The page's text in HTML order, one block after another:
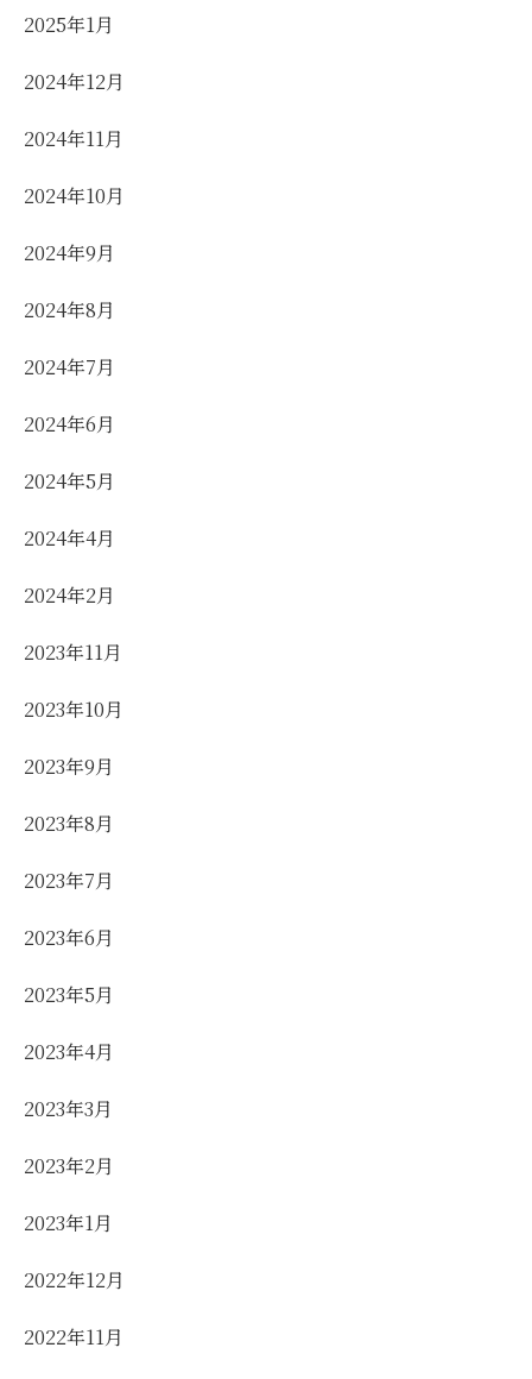
2025年1月
2024年12月
2024年11月
2024年10月
2024年9月
2024年8月
2024年7月
2024年6月
2024年5月
2024年4月
2024年2月
2023年11月
2023年10月
2023年9月
2023年8月
2023年7月
2023年6月
2023年5月
2023年4月
2023年3月
2023年2月
2023年1月
2022年12月
2022年11月